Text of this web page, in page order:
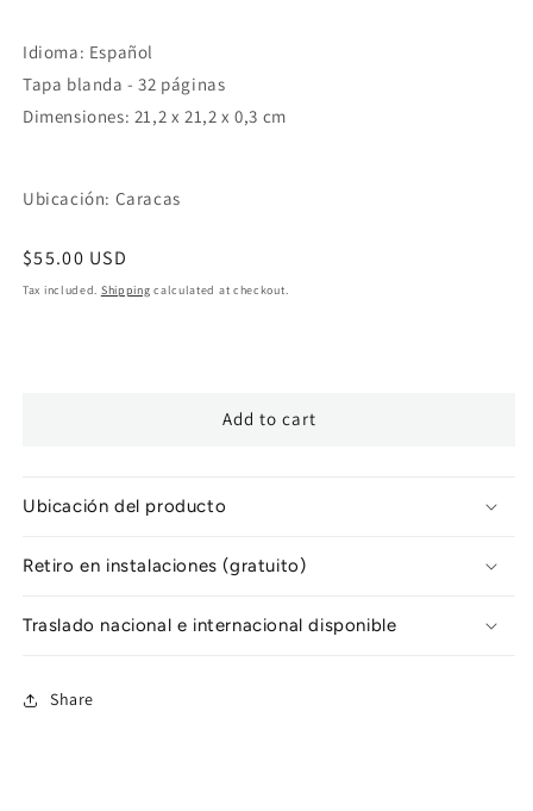
Idioma: Español
Tapa blanda - 32 páginas
Dimensiones: 21,2 x 21,2 x 0,3 cm
Ubicación: Caracas
Regular
price
$55.00 USD
Tax included. Shipping calculated at checkout.
Add to cart
Ubicación del producto
Retiro en instalaciones (gratuito)
Traslado nacional e internacional disponible
Share